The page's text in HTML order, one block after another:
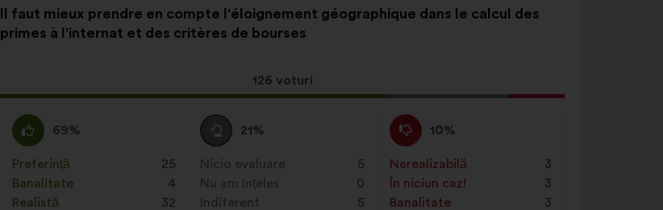
de
în
câmpul
căutare,
apoi
faceți
de:
propunerii:
Il faut mieux prendre en compte l'éloignement géographique dans le calcul des
primes à l'internat et des critères de bourses
Această
propunere
întrunit:
126 voturi
următoarea
distribuire:
Acord
:
69%
Această
propunere
a
primit
clasificarea:
Preferință
: 25
ori
Banalitate
: 4
ori
Realistă
: 32
ori
Neutru
:
21%
Această
propunere
a
primit
clasificarea:
Nicio evaluare
: 5
ori
Nu am înțeles
: 0
ori
Indiferent
5
ori
Dezacord
:
10%
Această
propunere
a
primit
clasificarea:
Nerealizabilă
: 3
ori
În niciun caz!
3
ori
Banalitate
: 3
ori